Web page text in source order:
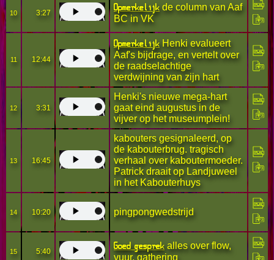
10 3:27 Opmerkelijk de column van Aaf
BC in VK
11 12:44
Opmerkelijk Henki evalueert
Aaf's bijdrage, en vertelt over
de raadselachtige
verdwijning van zijn hart
12 3:31
Henki's nieuwe mega-hart
gaat eind augustus in de
vijver op het museumplein!
13 16:45
kabouters gesignaleerd, op
de kabouterbrug. tragisch
verhaal over kaboutermoeder.
Patrick draait op Landjuweel
in het Kabouterhuys
14 10:20 pingpongwedstrijd
15 5:40 Goed gesprek alles over flow,
vuur, gathering